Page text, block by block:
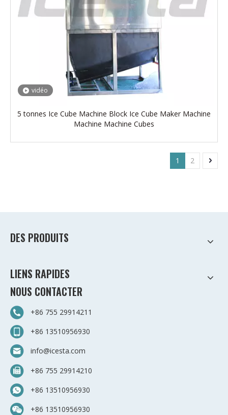
vidéo
5 tonnes Ice Cube Machine Block Ice Cube Maker Machine
Machine Machine Cubes
1 2
DES PRODUITS
LIENS RAPIDES
NOUS CONTACTER
+86 755 29914211
+86 13510956930
info@icesta.com
+86 755 29914210
+86 13510956930
+86 13510956930